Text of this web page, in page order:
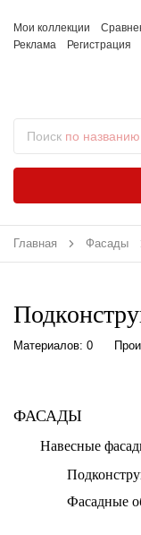
Мои коллекции
Реклама
Регистрация
Поиск по названию
Главная Фасады
Материалов: 0
ФАСАДЫ
Навесные
Фасадные